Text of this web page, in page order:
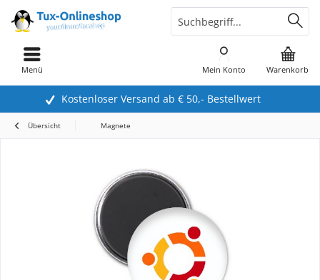
Kostenloser Versand ab € 50,- Bestellwert
Warenkorb
Mein Konto
Menü
Übersicht Magnete